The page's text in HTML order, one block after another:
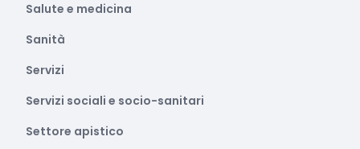
Salute e medicina
Sanità
Servizi
Servizi sociali e socio-sanitari
Settore apistico